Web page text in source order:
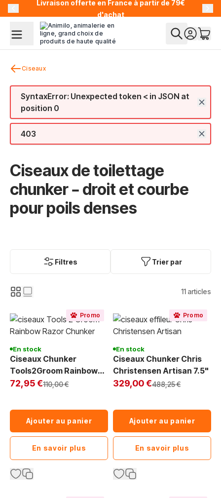
Allez au contenuLivraison offerte en France à partir de 79€
d'achat
Ciseaux
SyntaxError: Unexpected token < in JSON at
position 0
403
Ciseaux de toilettage
chunker – droit et courbe
pour poils denses
Filtres Trier par
11 articles
Promo
En stock
Ciseaux Chunker
Tools2Groom Rainbow
Razor 17,5 cm - Pour
Exclu Web
72,95 €Prix normal
110,00 €
Ajouter au panier
En savoir plus
Promo
En stock
Ciseaux Chunker Chris
Christensen Artisan 7.5"
Exclu Web
329,00 €Prix normal
488,25 €
Ajouter au panier
En savoir plus